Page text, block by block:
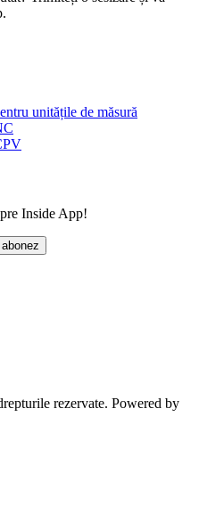
unitățile de măsură
Inside App!
rezervate. Powered by